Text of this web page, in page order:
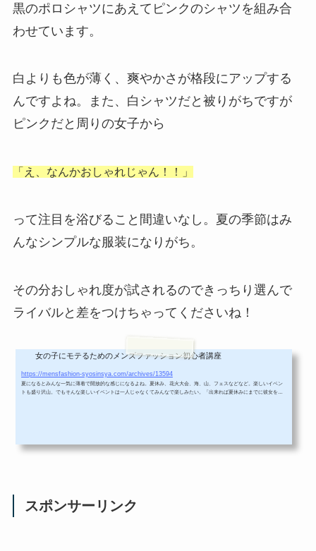
黒のポロシャツにあえてピンクのシャツを組み合
わせています。
白よりも色が薄く、爽やかさが格段にアップする
んですよね。また、白シャツだと被りがちですが
ピンクだと周りの女子から
「え、なんかおしゃれじゃん！！」
って注目を浴びること間違いなし。夏の季節はみ
んなシンプルな服装になりがち。
その分おしゃれ度が試されるのできっちり選んで
ライバルと差をつけちゃってくださいね！
女の子にモテるためのメンズファッション初心者講座
https://mensfashion-syosinsya.com/archives/13594
夏になるとみんな一気に薄着で開放的な感じになるよね。夏休み、花火大会、海、山、フェスなどなど。楽しいイベン
トも盛り沢山。でもそんな楽しいイベントは一人じゃなくてみんなで楽しみたい。「出来れば夏休みにまでに彼女をゲ
スポンサーリンク